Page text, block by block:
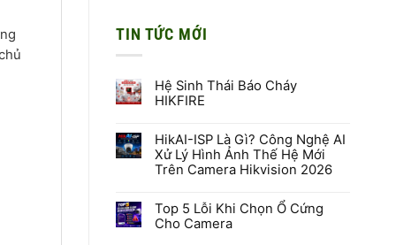
TIN TỨC MỚI
Hệ Sinh Thái Báo Cháy
HIKFIRE
bình
luận
ở
Hệ
Báo
Cháy
HIKFIRE
HikAI-ISP Là Gì? Công Nghệ AI
Xử Lý Hình Ảnh Thế Hệ Mới
Trên Camera Hikvision 2026
bình
luận
ở
Top 5 Lỗi Khi Chọn Ổ Cứng
Cho Camera